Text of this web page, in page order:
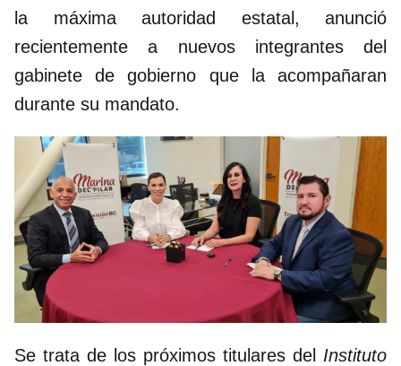
la máxima autoridad estatal, anunció
recientemente a nuevos integrantes del
gabinete de gobierno que la acompañaran
durante su mandato.
Se trata de los próximos titulares del Instituto